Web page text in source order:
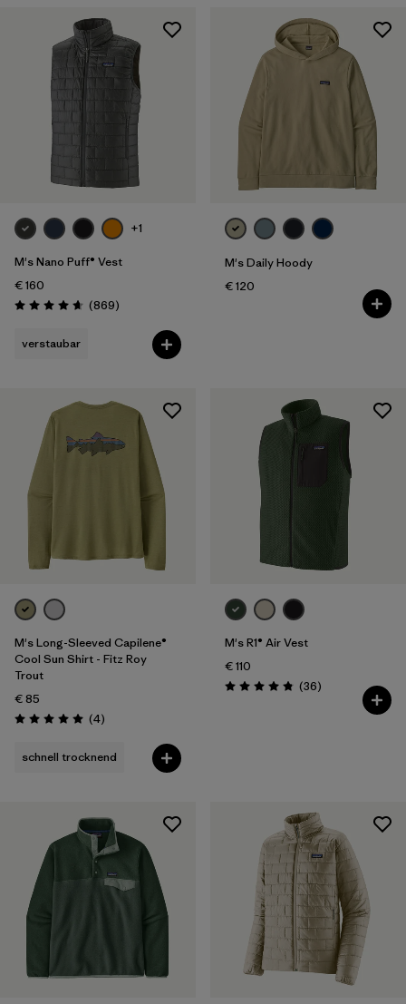
+1
M's Nano Puff® Vest
€ 160
Bewertung: 4.7 / 5
(869Rezensionen
)
verstaubar
M's Daily Hoody
€ 120
M's Long-Sleeved Capilene®
Cool Sun Shirt - Fitz Roy
Trout
€ 85
Bewertung: 5.0 / 5
(4Rezensionen
)
schnell trocknend
M's R1® Air Vest
€ 110
Bewertung: 4.9 / 5
(36Rezensionen
)